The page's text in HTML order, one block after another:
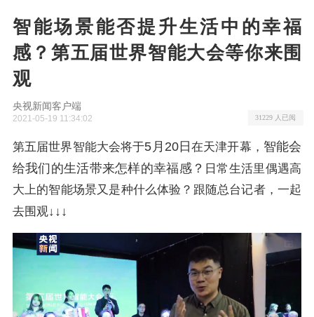
智能场景能否提升生活中的幸福
感？第五届世界智能大会等你来围
观
央视新闻客户端
2021-05-19 11:34:02 31229 人已阅
第五届世界智能大会将于5月20日 在天津开幕， 智能会
给我们的生活带来怎样的幸福感？ 日常生活里偶遇高
大上的智能场景又是种什么体验？跟随总台记者，一起
去围观↓ ↓ ↓